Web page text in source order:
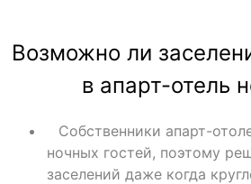
Возможно ли
в апарт-отель
Собственники апарт-
ночных гостей, поэтому
заселений даже когда